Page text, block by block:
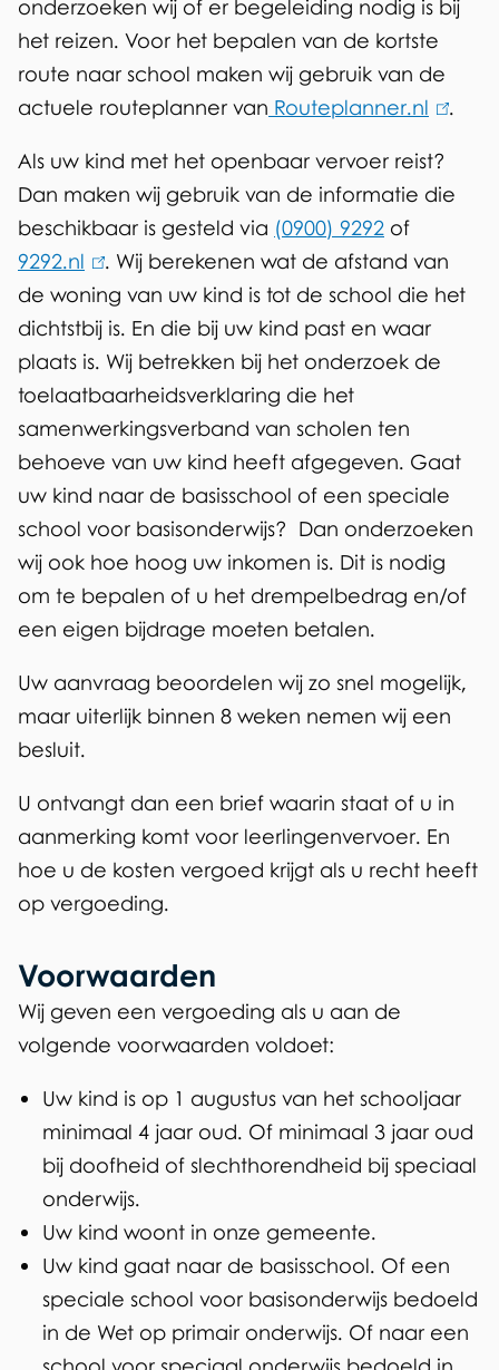
n
)
onderzoeken wij of er begeleiding nodig is bij
het reizen. Voor het bepalen van de kortste
route naar school maken wij gebruik van de
actuele routeplanner van Routeplanner.nl
i
n
i
s
x
r
n
)
.
Als uw kind met het openbaar vervoer reist?
Dan maken wij gebruik van de informatie die
beschikbaar is gesteld via (0900) 9292 of
9292.nl
l
i
n
k
i
s
e
x
e
r
)
. Wij berekenen wat de afstand van
de woning van uw kind is tot de school die het
dichtstbij is. En die bij uw kind past en waar
plaats is. Wij betrekken bij het onderzoek de
toelaatbaarheidsverklaring die het
samenwerkingsverband van scholen ten
behoeve van uw kind heeft afgegeven. Gaat
uw kind naar de basisschool of een speciale
school voor basisonderwijs? Dan onderzoeken
wij ook hoe hoog uw inkomen is. Dit is nodig
om te bepalen of u het drempelbedrag en/of
een eigen bijdrage moeten betalen.
Uw aanvraag beoordelen wij zo snel mogelijk,
maar uiterlijk binnen 8 weken nemen wij een
besluit.
U ontvangt dan een brief waarin staat of u in
aanmerking komt voor leerlingenvervoer. En
hoe u de kosten vergoed krijgt als u recht heeft
op vergoeding.
Voorwaarden
Wij geven een vergoeding als u aan de
volgende voorwaarden voldoet:
Uw kind is op 1 augustus van het schooljaar
minimaal 4 jaar oud. Of minimaal 3 jaar oud
bij doofheid of slechthorendheid bij speciaal
onderwijs.
Uw kind woont in onze gemeente.
Uw kind gaat naar de basisschool. Of een
speciale school voor basisonderwijs bedoeld
in de Wet op primair onderwijs. Of naar een